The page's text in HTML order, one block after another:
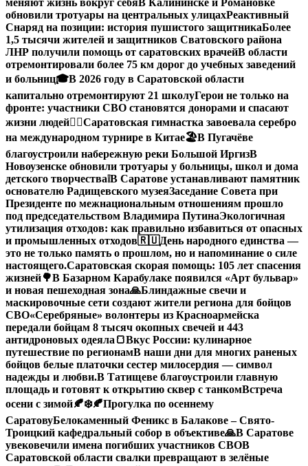
меняют жизнь вокруг себя В Калининске и Романовке
обновили тротуары на центральных улицахРеактивный
Снаряд на позиции: история пушистого защитникаБолее
1,5 тысячи жителей и защитников Сватовского района
ЛНР получили помощь от саратовских врачейВ области
отремонтировали более 75 км дорог до учебных заведений
и больниц🎓В 2026 году в Саратовской области
капитально отремонтируют 21 школуГерои не только на
фронте: участники СВО становятся донорами и спасают
жизни людей🤸‍♀️Саратовская гимнастка завоевала серебро
на международном турнире в Китае🏖В Пугачёве
благоустроили набережную реки Большой ИргизВ
Новоузенске обновили тротуары у больницы, школ и дома
детского творчества❕В Саратове устанавливают памятник
основателю Радищевского музеяЗаседание Совета при
Президенте по межнациональным отношениям прошло
под председательством Владимира ПутинаЭкологичная
утилизация отходов: как правильно избавиться от опасных
и промышленных отходов🇷🇺День народного единства —
это не только память о прошлом, но и напоминание о силе
настоящего.Саратовская скорая помощь: 105 лет спасения
жизней🌳В Базарном Карабулаке появился «Арт бульвар»
и новая пешеходная зона🙏Блиндажные свечи и
маскировочные сети создают жители региона для бойцов
СВО«Серебряные» волонтеры из Красноармейска
передали бойцам 8 тысяч окопных свечей и 443
антидроновых одеяла 🍞Вкус России: кулинарное
путешествие по регионамВ наши дни для многих раненых
бойцов белые платочки сестер милосердия — символ
надежды и любви.В Татищеве благоустроили главную
площадь и готовят к открытию сквер с танкомВстреча
осени с зимой🍂❄️🍂Прогулка по осеннему
СаратовуБелокаменный Феникс в Балакове – Свято-
Троицкий кафедральный собор в объективе🙏В Саратове
увековечили имена погибших участников СВОВ
Саратовской области свалки превращают в зелёные